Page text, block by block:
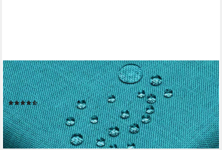
DECOHOMETEXTIL HEIMTEXTILMANUFAKTUR
Tischdecke Leinen Optik Tischdecke Tischtuch Abwaschbar
Wasserabweisend
(71)
ab 9,46 €
lieferbar - in 2-3 Werktagen bei dir
+10